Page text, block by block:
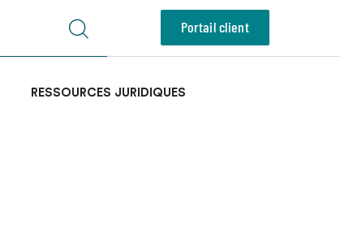
Portail client
RESSOURCES JURIDIQUES